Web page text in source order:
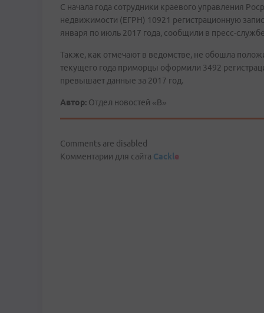
С начала года сотрудники краевого управления
недвижимости (ЕГРН) 10921 регистрационную
января по июль 2017 года, сообщили в пресс-
Также, как отмечают в ведомстве, не обошла
текущего года приморцы оформили 3492
превышает данные за 2017 год.
Автор: Отдел новостей «В»
Comments are disabled
Комментарии для сайта Cackle